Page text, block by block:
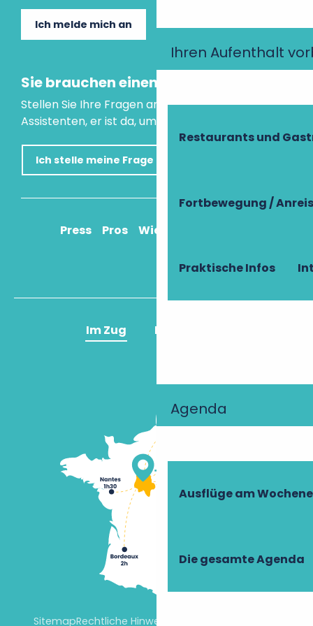
Ihren Aufenthalt
Restaurants und
Fortbewegung /
Praktische Infos
Agenda
Ausflüge am
Die gesamte Agenda
Ich melde mich an
Sie brauchen einen Rat?
Stellen Sie Ihre Fragen an unseren virtuellen
Assistenten, er ist da, um Ihnen zu helfen.
Ich stelle meine Frage
Press Pros Wie komme ich an?
Im Zug Im Flugzeug
SitemapRechtliche Hinweise